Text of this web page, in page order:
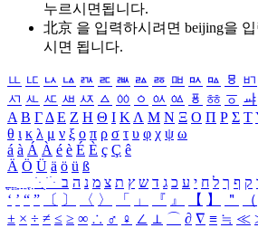
누르시면됩니다.
北京 을 입력하시려면 beijing을
시면 됩니다.
ㅥ ㅦ ㅧ ㅨ ㅩ ㅪ ㅫ ㅬ ㅭ ㅮ ㅯ ㅰ ㅱ ㅲ
ㅺ ㅻ ㅼ ㅽ ㅾ ㅿ ㆀ ㆁ ㆂ ㆃ ㆄ ㆅ ㆆ ㆇ
Α Β ΓΔ Ε Ζ Η Θ Ι ΚΛ Μ Ν Ξ Ο Π Ρ Σ Τ
θ ι κ λ μ ν ξ ο π ρ σ τ υ φ χ ψ ω
á à Á À é è É È ç Ç ê
Ä Ö Ü ä ö ü ß
ִֶֹ ֻּ ׁׂ ק ף ך ל ח י ע כ ג ד ש ץ ת צ מ נ ה ב
‘ ’ “ ” 〔 〕 〈 〉 「 」 『 』 【 】 ＂ （
± × ÷ ≠ ≤ ≥ ∞ ∴ ♂ ♀ ∠ ⊥ ⌒ ∂ ∇ ≡ ≒ ≪